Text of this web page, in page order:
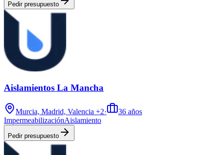
Pedir presupuesto
Aislamientos La Mancha
Murcia, Madrid, Valencia +2· 36 años
ImpermeabilizaciónAislamiento
Pedir presupuesto